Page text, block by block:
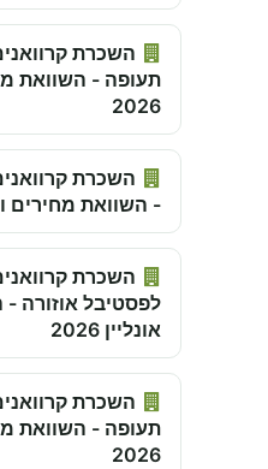
תעופה - השוואת
2026
- השוואת מחירים
לפסטיבל אוזורה
אונליין 2026
תעופה - השוואת
2026